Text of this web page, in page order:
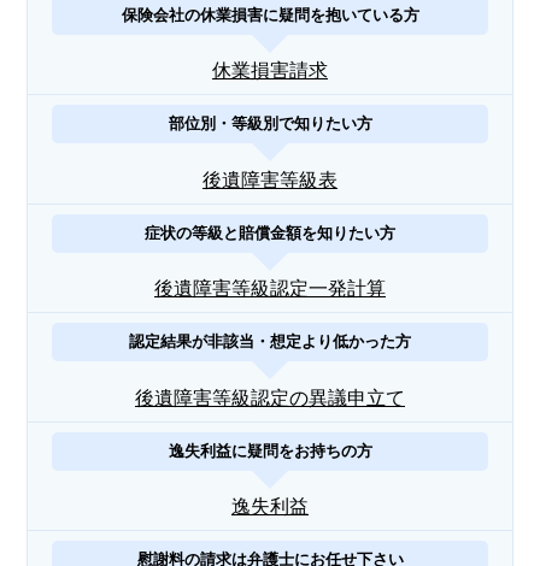
保険会社の休業損害に疑問を抱いている方
休業損害請求
部位別・等級別で知りたい方
後遺障害等級表
症状の等級と賠償金額を知りたい方
後遺障害等級認定一発計算
認定結果が非該当・想定より低かった方
後遺障害等級認定の異議申立て
逸失利益に疑問をお持ちの方
逸失利益
慰謝料の請求は弁護士にお任せ下さい